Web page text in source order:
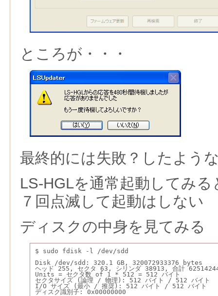
ところが・・・
最終的には失敗？したよう
LS-HGLを通常起動してみ
７回点滅して起動はしない
ディスクの中身を見てみる
$ sudo fdisk -l /dev/sdd
Disk /dev/sdd: 320.1 GB, 320072933376 bytes
ヘッド 255, セクタ 63, シリンダ 38913, 合計
Units = セクタ数 of 1 * 512 = 512 バイト
セクタサイズ (論理 / 物理): 512 バイト / 512 バイト
I/O サイズ (最小 / 推奨): 512 バイト / 512 バイト
ディスク識別子: 0x00000000